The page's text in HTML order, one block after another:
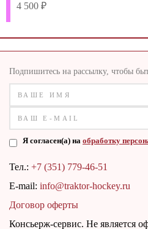
4 500 ₽
Подпишитесь на рассылку, чтобы
Я согласен(а) на обработку
Тел.: +7 (351) 779-46-51
E-mail: info@traktor-hockey.ru
Договор оферты
Консьерж-сервис. Не является